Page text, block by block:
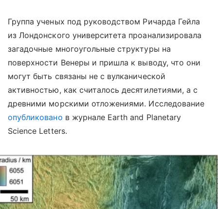
Группа ученых под руководством Ричарда Гейла
из Лондонского университета проанализировала
загадочные многоугольные структуры на
поверхности Венеры и пришла к выводу, что они
могут быть связаны не с вулканической
активностью, как считалось десятилетиями, а с
древними морскими отложениями. Исследование
опубликовано в журнале Earth and Planetary
Science Letters.